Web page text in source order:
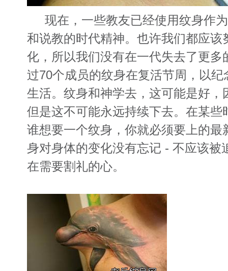
现在，一些教友已经使用纹身作
和说教的时代精神。也许我们都应该
化，所以我们没有在一代失去了更多
过70个成员的纹身在复活节周，以
生活。纹身和神学去，这可能是好，
但是这不可能永远持续下去。在某些
谁想要一个纹身，你就必须要上的最
身对身体的变化没有忘记 - 不应该被
在需要割礼的心。